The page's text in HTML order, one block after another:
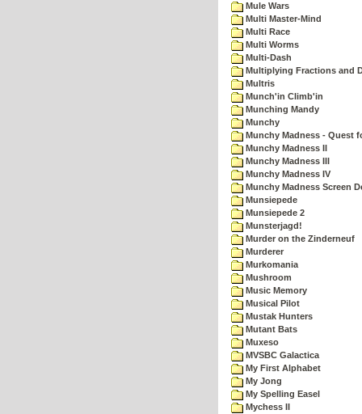
Mule Wars
Multi Master-Mind
Multi Race
Multi Worms
Multi-Dash
Multiplying Fractions and
Multris
Munch'in Climb'in
Munching Mandy
Munchy
Munchy Madness - Quest
Munchy Madness II
Munchy Madness III
Munchy Madness IV
Munchy Madness Screen
Munsiepede
Munsiepede 2
Munsterjagd!
Murder on the Zinderneuf
Murderer
Murkomania
Mushroom
Music Memory
Musical Pilot
Mustak Hunters
Mutant Bats
Muxeso
MVSBC Galactica
My First Alphabet
My Jong
My Spelling Easel
Mychess II